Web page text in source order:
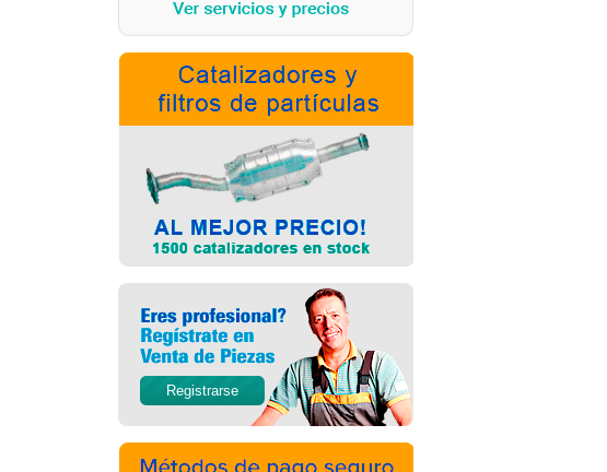
Registrarse